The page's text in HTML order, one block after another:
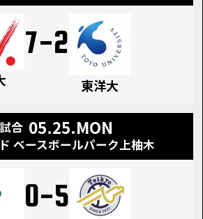
7-2
東洋大
合 05.25.MON
ベースボールパーク上柚木
0-5